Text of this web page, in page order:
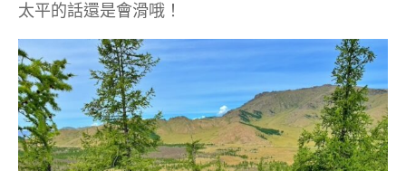
太平的話還是會滑哦！